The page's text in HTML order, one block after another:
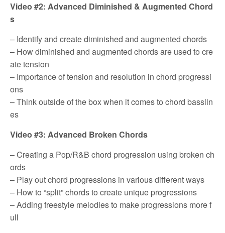
Video #2: Advanced Diminished & Augmented Chord
s
– Identify and create diminished and augmented chords
– How diminished and augmented chords are used to cre
ate tension
– Importance of tension and resolution in chord progressi
ons
– Think outside of the box when it comes to chord basslin
es
Video #3: Advanced Broken Chords
– Creating a Pop/R&B chord progression using broken ch
ords
– Play out chord progressions in various different ways
– How to “split” chords to create unique progressions
– Adding freestyle melodies to make progressions more f
ull